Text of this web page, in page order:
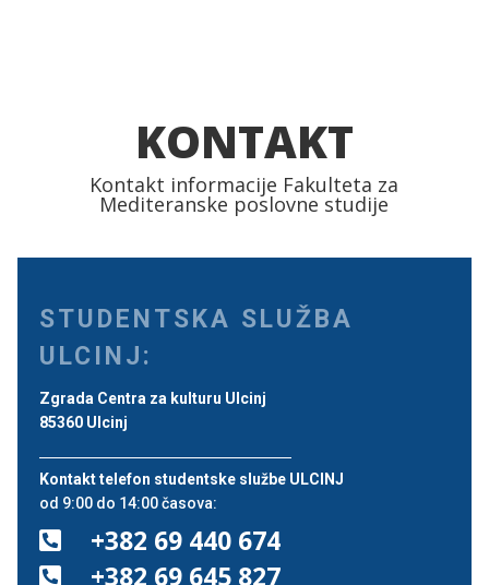
KONTAKT
Kontakt informacije Fakulteta za
Mediteranske poslovne studije
STUDENTSKA SLUŽBA
ULCINJ:
Zgrada Centra za kulturu Ulcinj
85360 Ulcinj
Kontakt telefon studentske službe ULCINJ
od 9:00 do 14:00 časova:
 +382 69 440 674
 +382 69 645 827